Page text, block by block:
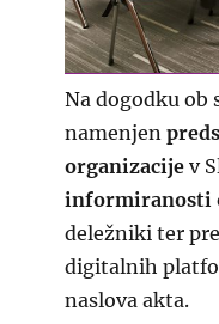
Na dogodku ob
namenjen
organizacijev
informiranosti
deležniki ter
digitalnih
naslova akta.